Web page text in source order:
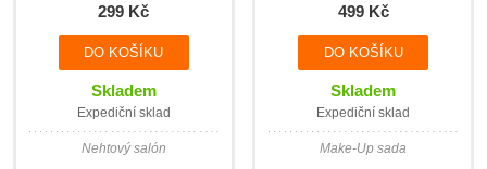
299 Kč
Skladem
Expediční sklad
Nehtový salón
499 Kč
Skladem
Expediční sklad
Make-Up sada